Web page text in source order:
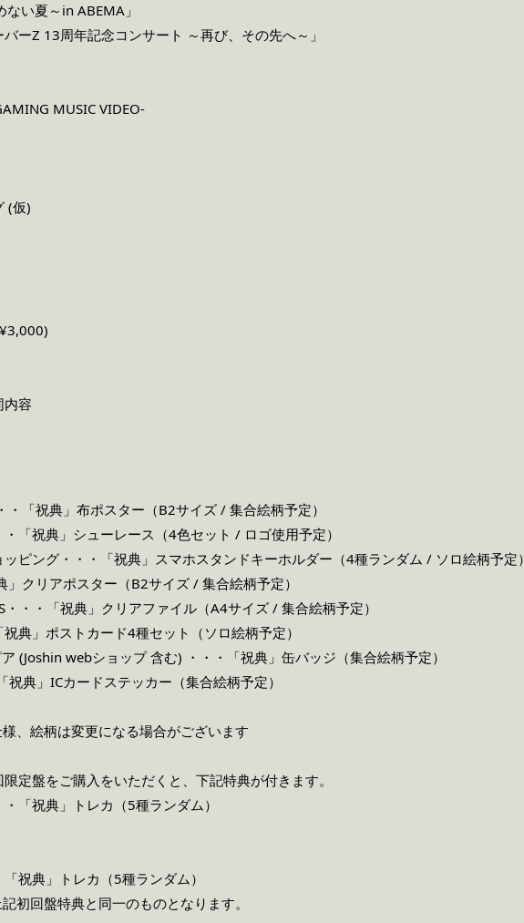
ない夏～in ABEMA」
バーZ 13周年記念コンサート ～再び、その先へ～」
MUSIC VIDEO-
(仮)
内容
・「祝典」布ポスター（B2サイズ / 集合絵柄予定）
・「祝典」シューレース（4色セット / ロゴ使用予定）
ッピング・・・「祝典」スマホスタンドキーホルダー（4種ランダム / ソロ絵柄予定）
」クリアポスター（B2サイズ / 集合絵柄予定）
・・・「祝典」クリアファイル（A4サイズ / 集合絵柄予定）
祝典」ポストカード4種セット（ソロ絵柄予定）
(Joshin webショップ 含む) ・・・「祝典」缶バッジ（集合絵柄予定）
祝典」ICカードステッカー（集合絵柄予定）
、絵柄は変更になる場合がございます
定盤をご購入をいただくと、下記特典が付きます。
「祝典」トレカ（5種ランダム）
祝典」トレカ（5種ランダム）
初回盤特典と同一のものとなります。